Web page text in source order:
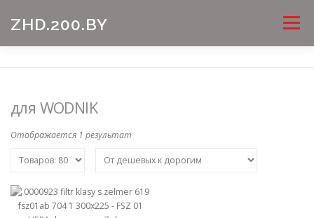
ZHD.200.BY
для WODNIK
Отображается 1 результат